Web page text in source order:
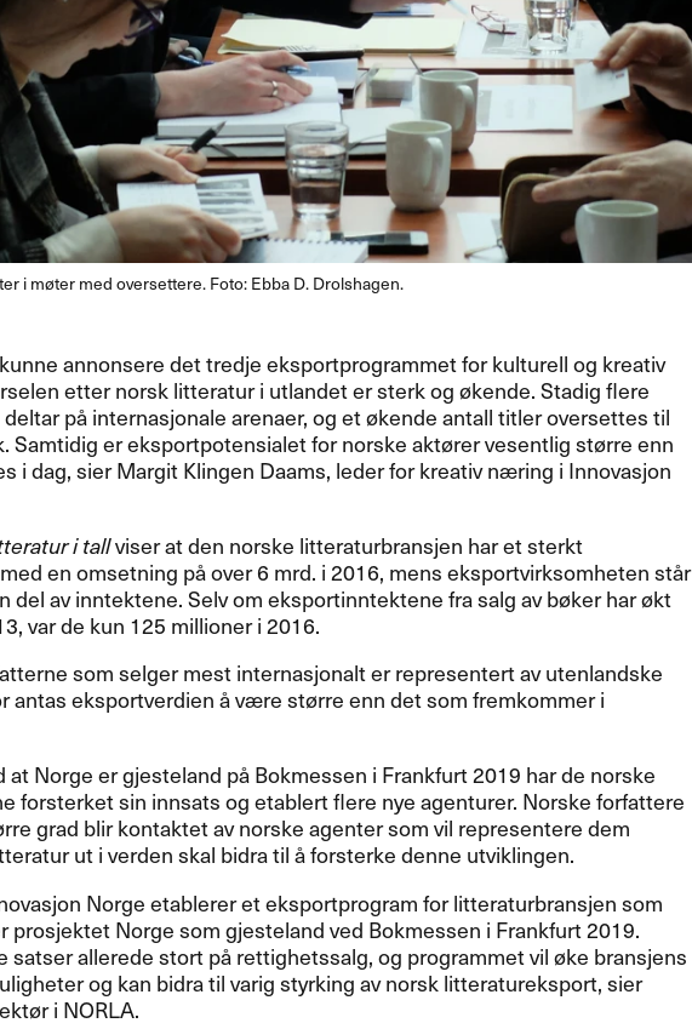
i møter med oversettere. Foto: Ebba D. Drolshagen.
annonsere det tredje eksportprogrammet for kulturell og kreativ
etter norsk litteratur i utlandet er sterk og økende. Stadig flere
på internasjonale arenaer, og et økende antall titler oversettes til
Samtidig er eksportpotensialet for norske aktører vesentlig større enn
i dag, sier Margit Klingen Daams, leder for kreativ næring i Innovasjon
i tallviser at den norske litteraturbransjen har et sterkt
en omsetning på over 6 mrd. i 2016, mens eksportvirksomheten står
del av inntektene. Selv om eksportinntektene fra salg av bøker har økt
var de kun 125 millioner i 2016.
som selger mest internasjonalt er representert av utenlandske
antas eksportverdien å være større enn det som fremkommer i
at Norge er gjesteland på Bokmessen i Frankfurt 2019 har de norske
forsterket sin innsats og etablert flere nye agenturer. Norske forfattere
grad blir kontaktet av norske agenter som vil representere dem
ut i verden skal bidra til å forsterke denne utviklingen.
Norge etablerer et eksportprogram for litteraturbransjen som
prosjektet Norge som gjesteland ved Bokmessen i Frankfurt 2019.
satser allerede stort på rettighetssalg, og programmet vil øke bransjens
og kan bidra til varig styrking av norsk litteratureksport, sier
i NORLA.